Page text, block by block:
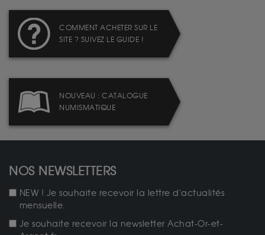
COMMENT ACHETER SUR LE
SITE ? SUIVEZ LE GUIDE !
NOUVEAU : CATALOGUE
NUMISMATIQUE
NOS NEWSLETTERS
NEW ! Je souhaite recevoir la lettre d'actualités
mensuelle.
Je souhaite recevoir la newsletter Achat-Or-et-